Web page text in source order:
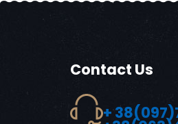
Contact Us
+